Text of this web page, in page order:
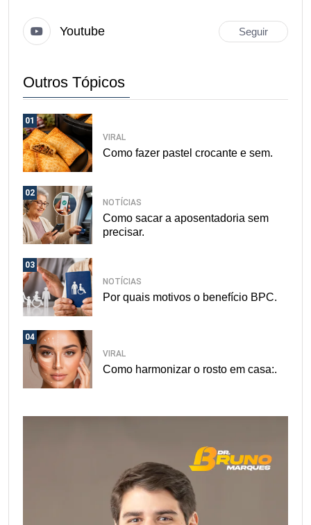
Youtube Seguir
Outros Tópicos
01
VIRAL
Como fazer pastel crocante e sem.
02
NOTÍCIAS
Como sacar a aposentadoria sem
precisar.
03
NOTÍCIAS
Por quais motivos o benefício BPC.
04
VIRAL
Como harmonizar o rosto em casa:.